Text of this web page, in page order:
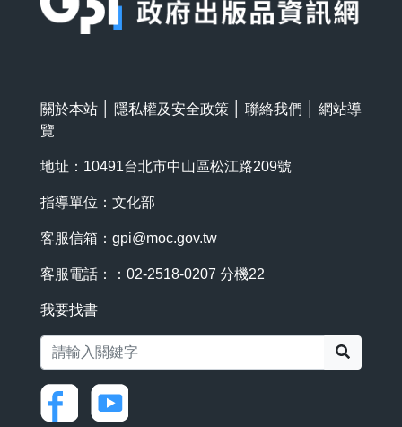
關於本站 隱私權及安全政策 聯絡我們
網站導
覽
地址：10491台北市中山區松江路209號
指導單位：文化部
客服信箱： gpi@moc.gov.tw
客服電話：：02-2518-0207 分機22
我要找書